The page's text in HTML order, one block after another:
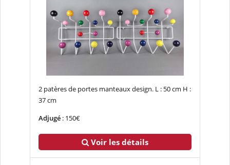
2 patères de portes manteaux design. L : 50 cm H :
37 cm
Adjugé: 150€
Voir les détails